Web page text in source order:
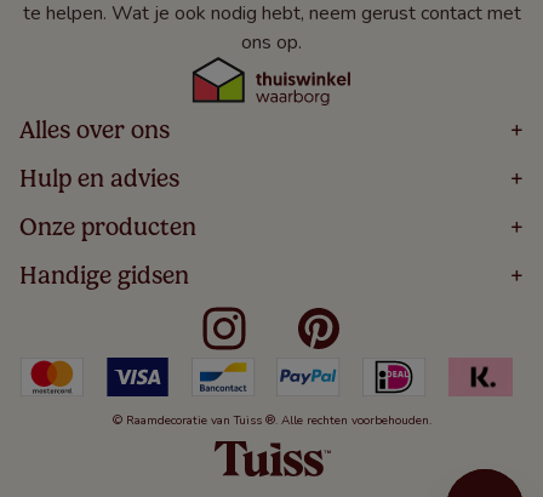
te helpen. Wat je ook nodig hebt, neem gerust contact met
ons op.
Alles over ons +
Home
Over
Bestellen
Winacties
Veelgestelde Vragen
Hulp en advies +
Volg Je Bestelling
Levering
5 Jaar Garantie
Algemene Voorwaarden
Kindveiligheid
Cookies
Herroepingsrecht
Onze producten +
Houten Jaloezieën
Rolgordijnen
Verticale Jaloezieën
Duo Rolgordijnen
Duo Plisségordijnen
Handige gidsen +
Meten Voor Raamdecoratie
Badkamer Raamdecoratie
Slaapkamer Raamdecoratie
Keuken Raamdecoratie
De Jaloezieën Gids
Jaloezieënwoordenboek
© Raamdecoratie van Tuiss ®. Alle rechten voorbehouden.